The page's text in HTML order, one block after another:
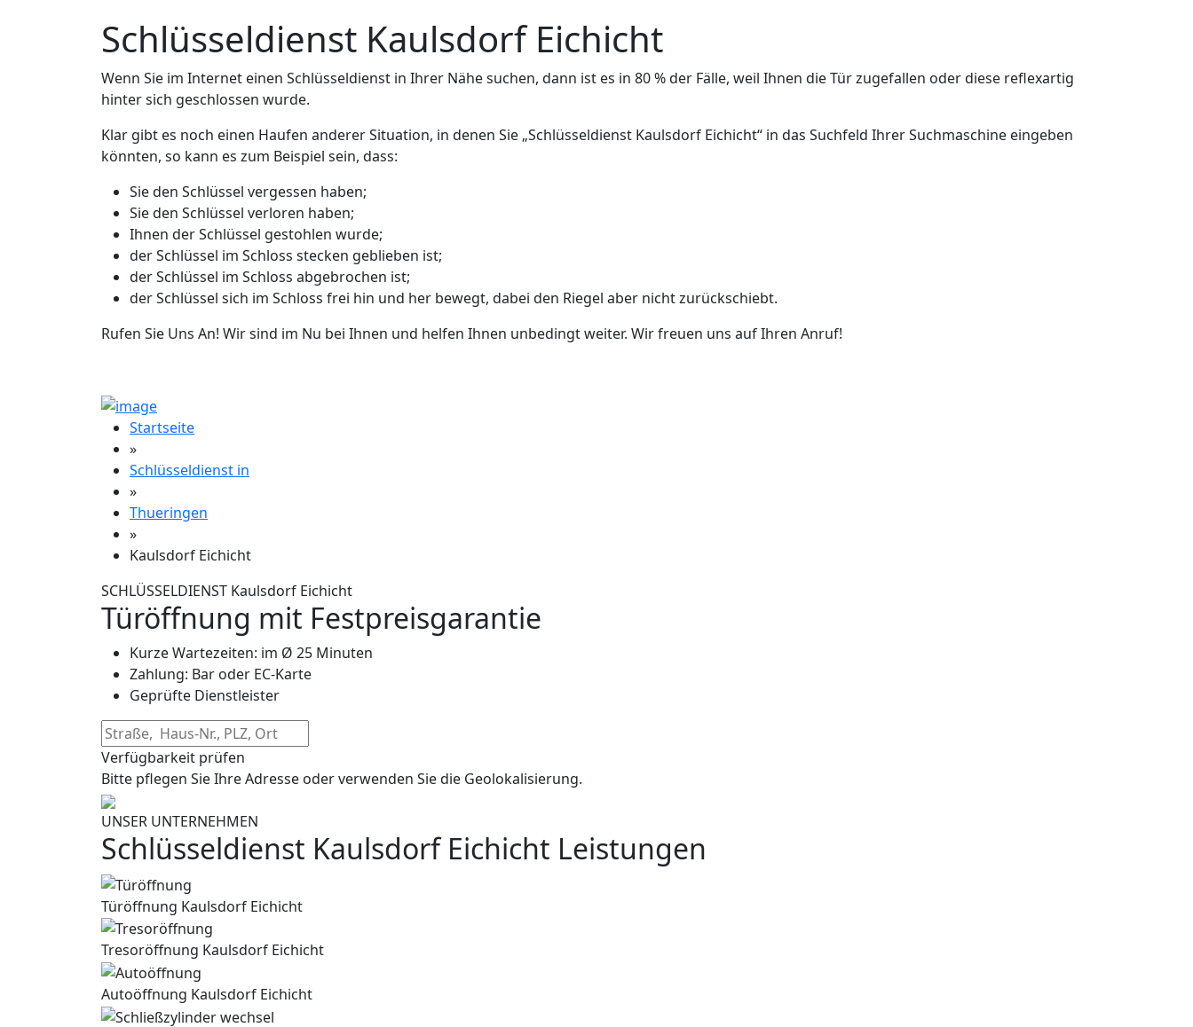
Schlüsseldienst Kaulsdorf Eichicht
Wenn Sie im Internet einen Schlüsseldienst in Ihrer Nähe suchen, dann ist es in 80 % der Fälle, weil Ihnen die Tür zugefallen oder diese reflexartig
hinter sich geschlossen wurde.
Klar gibt es noch einen Haufen anderer Situation, in denen Sie „Schlüsseldienst Kaulsdorf Eichicht“ in das Suchfeld Ihrer Suchmaschine eingeben
könnten, so kann es zum Beispiel sein, dass:
Sie den Schlüssel vergessen haben;
Sie den Schlüssel verloren haben;
Ihnen der Schlüssel gestohlen wurde;
der Schlüssel im Schloss stecken geblieben ist;
der Schlüssel im Schloss abgebrochen ist;
der Schlüssel sich im Schloss frei hin und her bewegt, dabei den Riegel aber nicht zurückschiebt.
Rufen Sie Uns An! Wir sind im Nu bei Ihnen und helfen Ihnen unbedingt weiter. Wir freuen uns auf Ihren Anruf!
Startseite
»
Schlüsseldienst in
»
Thueringen
»
Kaulsdorf Eichicht
SCHLÜSSELDIENST Kaulsdorf Eichicht
Türöffnung mit Festpreisgarantie
Kurze Wartezeiten: im Ø 25 Minuten
Zahlung: Bar oder EC-Karte
Geprüfte Dienstleister
Verfügbarkeit prüfen
Bitte pflegen Sie Ihre Adresse oder verwenden Sie die Geolokalisierung.
UNSER UNTERNEHMEN
Schlüsseldienst Kaulsdorf Eichicht Leistungen
Türöffnung Kaulsdorf Eichicht
Tresoröffnung Kaulsdorf Eichicht
Autoöffnung Kaulsdorf Eichicht